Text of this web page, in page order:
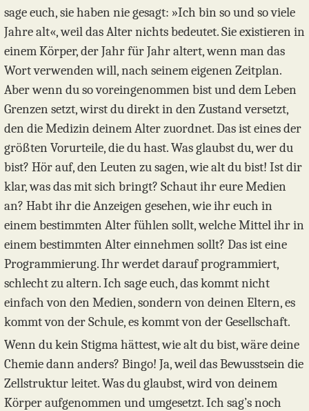
sage euch, sie haben nie gesagt: »Ich bin so und so viele
Jahre alt«, weil das Alter nichts bedeutet. Sie existieren in
einem Körper, der Jahr für Jahr altert, wenn man das
Wort verwenden will, nach seinem eigenen Zeitplan.
Aber wenn du so voreingenommen bist und dem Leben
Grenzen setzt, wirst du direkt in den Zustand versetzt,
den die Medizin deinem Alter zuordnet. Das ist eines der
größten Vorurteile, die du hast. Was glaubst du, wer du
bist? Hör auf, den Leuten zu sagen, wie alt du bist! Ist dir
klar, was das mit sich bringt? Schaut ihr eure Medien
an? Habt ihr die Anzeigen gesehen, wie ihr euch in
einem bestimmten Alter fühlen sollt, welche Mittel ihr in
einem bestimmten Alter einnehmen sollt? Das ist eine
Programmierung. Ihr werdet darauf programmiert,
schlecht zu altern. Ich sage euch, das kommt nicht
einfach von den Medien, sondern von deinen Eltern, es
kommt von der Schule, es kommt von der Gesellschaft.
Wenn du kein Stigma hättest, wie alt du bist, wäre deine
Chemie dann anders? Bingo! Ja, weil das Bewusstsein die
Zellstruktur leitet. Was du glaubst, wird von deinem
Körper aufgenommen und umgesetzt. Ich sag’s noch